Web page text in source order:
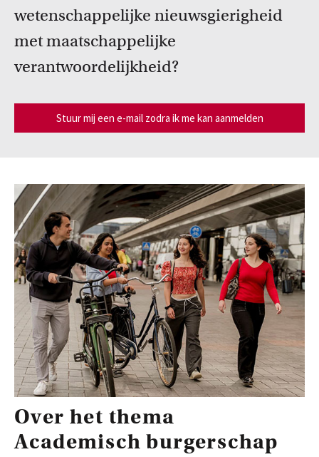
Inspiratie van collega-docenten
Lees Teacher Stories van collega-docenten.
Onderwijsinnovatie en beurzen
Leer over initiatieven en beurzen waarmee docenten
innovatieve ideeën realiseren.
wetenschappelijke nieuwsgierigheid
met maatschappelijke
verantwoordelijkheid?
Stuur mij een e-mail zodra ik me kan aanmelden
Over het thema
Academisch burgerschap